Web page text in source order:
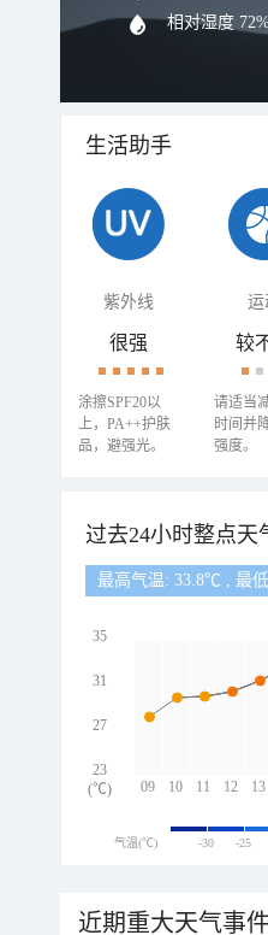
相对湿度
生活助手
紫外线 运
很强
涂擦SPF20以
上，PA++护肤
品，避强光。
较
请适当
时间并
强度。
过去24小时整点天
最高气温: 33.8℃ , 最
09 10 11 12 13
35
31
27
23
(℃)
气温(℃) -30 -25
近期重大天气事件